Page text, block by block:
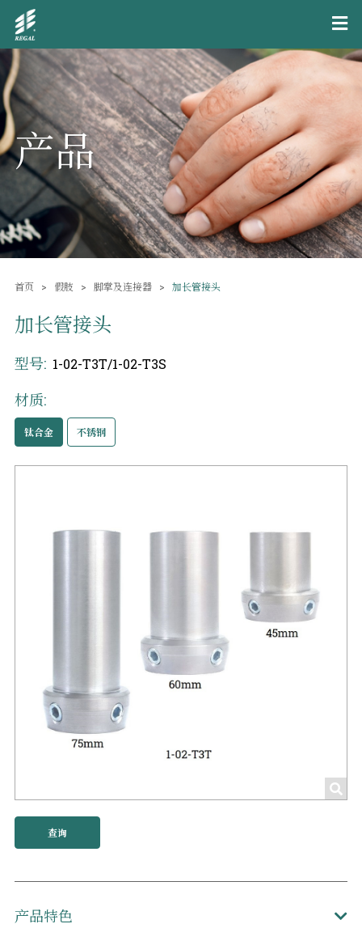
产品
首页 假肢 脚掌及连接器 加长管接头
查询
加长管接头
型号: 1-02-T3T/1-02-T3S
材质:
钛合金 不锈钢
产品特色